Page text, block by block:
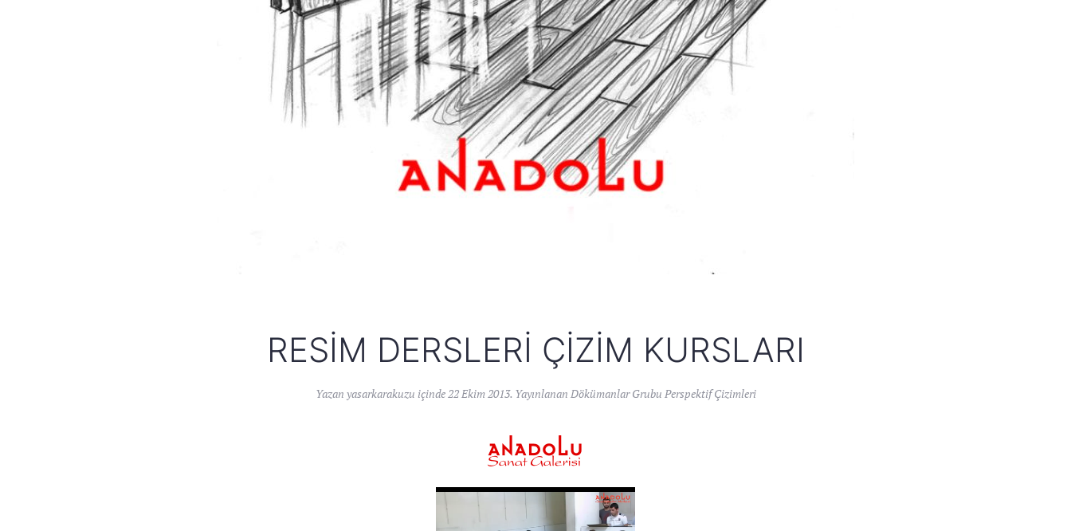
RESIM DERSLERI ÇIZIM KURSLARI
Yazan yasarkarakuzu içinde22 Ekim 2013. Yayınlanan Dökümanlar Grubu Perspektif Çizimleri